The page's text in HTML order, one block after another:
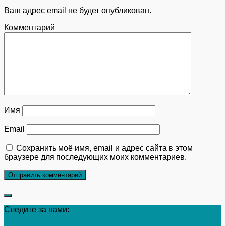
Ваш адрес email не будет опубликован.
Комментарий
Имя
Email
Сохранить моё имя, email и адрес сайта в этом
браузере для последующих моих комментариев.
Следите за нами: